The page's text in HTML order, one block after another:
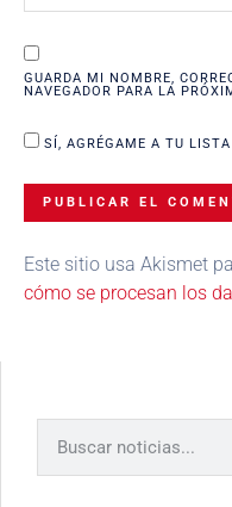
GUARDA MI NOMBRE,
NAVEGADOR PARA LA
SÍ, AGRÉGAME A TU LISTA
Este sitio usa Akismet
cómo se procesan los